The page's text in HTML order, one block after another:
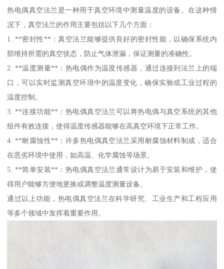
热电偶真空法兰是一种用于真空环境中测量温度的设备。在这种情
况下，真空法兰的作用主要包括以下几个方面：
1. **密封性**：真空法兰能够提供良好的密封性能，以确保系统内
部维持所需的真空状态，防止气体泄漏，保证测量的准确性。
2. **温度测量**：热电偶作为温度传感器，通过连接到法兰上的端
口，可以实时监测真空环境中的温度变化，确保实验或工业过程的
温度控制。
3. **连接功能**：热电偶真空法兰可以将热电偶与真空系统的其他
组件有效连接，使得温度传感器能够在高真空环境下正常工作。
4. **耐腐蚀性**：许多热电偶真空法兰采用耐腐蚀材料制成，适合
在恶劣环境中使用，如高温、化学腐蚀等场景。
5. **简单安装**：热电偶真空法兰通常设计为易于安装和维护，使
得用户能够方便地更换或调整温度测量设备。
通过以上功能，热电偶真空法兰在科学研究、工业生产和工程应用
等多个领域中发挥着重要作用。